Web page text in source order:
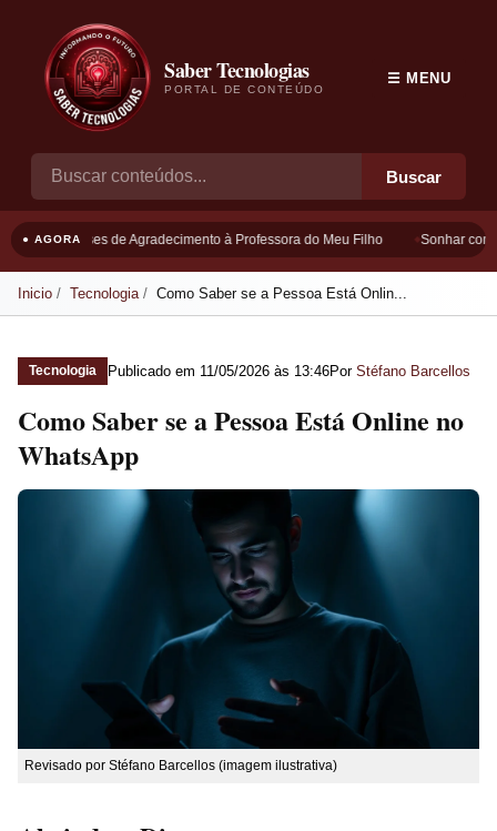
Saber Tecnologias
PORTAL DE CONTEÚDO
Buscar
☰ MENU
● AGORAFrases de Agradecimento à Professora do Meu Filho Sonhar com
Inicio Tecnologia Como Saber se a Pessoa Está Onlin...
Tecnologia Publicado em 11/05/2026 às 13:46Por Stéfano Barcellos
Como Saber se a Pessoa Está Online no
WhatsApp
Revisado por Stéfano Barcellos (imagem ilustrativa)